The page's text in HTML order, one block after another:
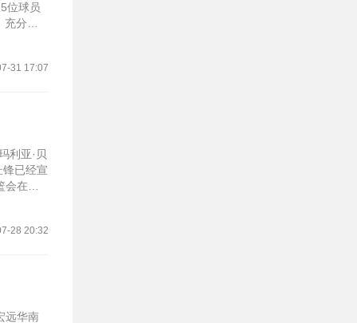
位球员
分展
31 17:07
利亚·贝
已经宣
在管
28 20:32
远华南